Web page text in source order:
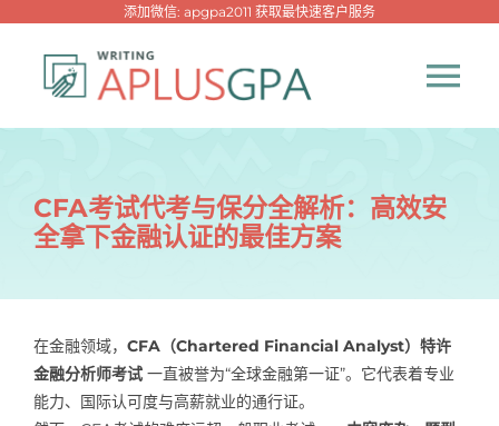
添加微信: apgpa2011 获取最快速客户服务
热门代写
网课专家
CFA考试代考与保分全解析：高效安
全拿下金融认证的最佳方案
在金融领域， CFA（Chartered Financial Analyst）特许
金融分析师考试一直被誉为“全球金融第一证”。它代表着专业
能力、国际认可度与高薪就业的通行证。